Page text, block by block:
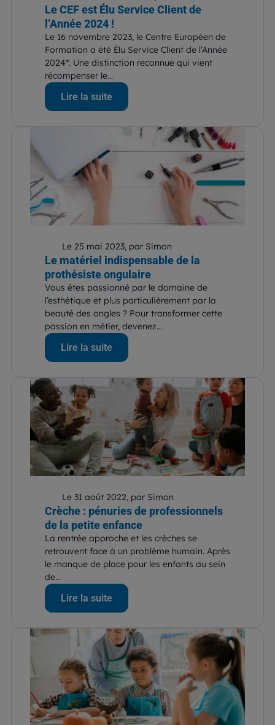
Le CEF est Élu Service Client de
l’Année 2024 !
Le 16 novembre 2023, le Centre Européen de
Formation a été Élu Service Client de l’Année
2024*. Une distinction reconnue qui vient
récompenser le...
Lire la suite
Le 25 mai 2023, par Simon
Le matériel indispensable de la
prothésiste ongulaire
Vous êtes passionné par le domaine de
l’esthétique et plus particulièrement par la
beauté des ongles ? Pour transformer cette
passion en métier, devenez...
Lire la suite
Le 31 août 2022, par Simon
Crèche : pénuries de professionnels
de la petite enfance
La rentrée approche et les crèches se
retrouvent face à un problème humain. Après
le manque de place pour les enfants au sein
de...
Lire la suite